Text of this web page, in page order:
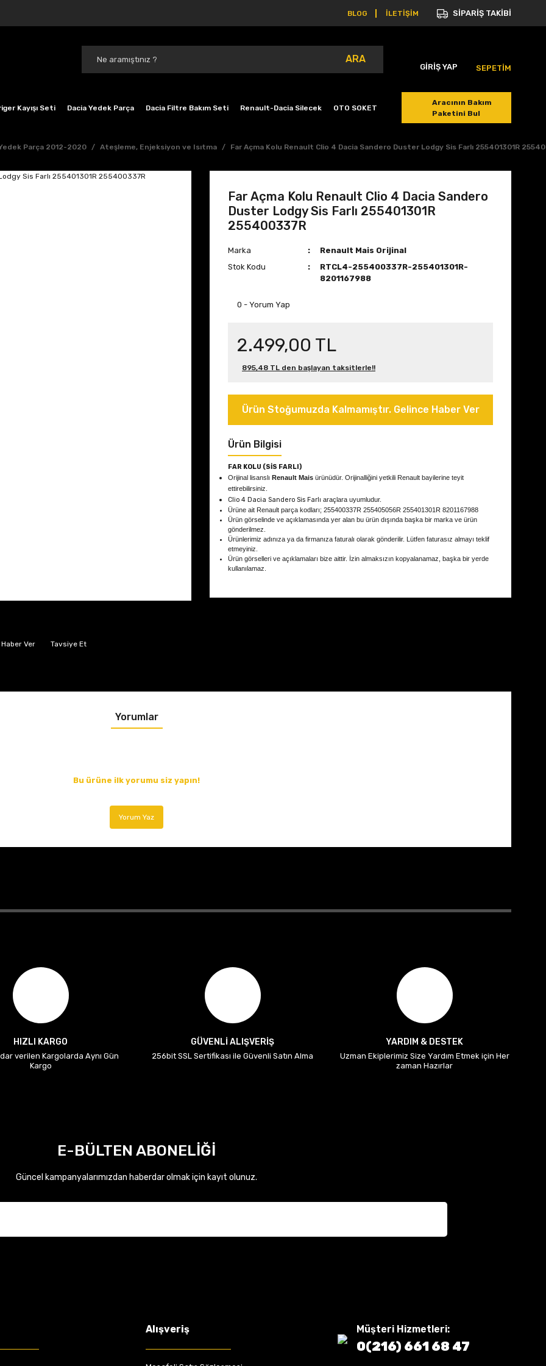
BLOG İLETİŞİM SİPARİŞ TAKİBİ
ARA
GİRİŞ YAP SEPETİM
Kayışı Seti Dacia Yedek Parça Dacia Filtre Bakım Seti Renault-Dacia Silecek OTO SOKET
Aracının Bakım
Paketini Bul
Parça 2012-2020 Ateşleme, Enjeksiyon ve Isıtma Far Açma Kolu Renault Clio 4 Dacia Sandero Duster Lodgy Sis Farlı 255401301R
Ver Tavsiye Et
Far Açma Kolu Renault Clio 4 Dacia Sandero
Duster Lodgy Sis Farlı 255401301R
255400337R
Marka
Renault Mais Orijinal
Stok Kodu
RTCL4-255400337R-255401301R-
8201167988
0 - Yorum Yap
2.499,00 TL
895,48 TL den başlayan taksitlerle!!
Ürün Stoğumuzda Kalmamıştır. Gelince Haber Ver
Ürün Bilgisi
FAR KOLU (SİS FARLI)
Orijinal lisanslı Renault Mais ürünüdür. Orijinalliğini yetkili Renault bayilerine teyit
ettirebilirsiniz.
Clio 4 Dacia Sandero Sis Farlı araçlara uyumludur.
Ürüne ait Renault parça kodları; 255400337R 255405056R 255401301R 8201167988
Ürün görselinde ve açıklamasında yer alan bu ürün dışında başka bir marka ve ürün
gönderilmez.
Ürünlerimiz adınıza ya da firmanıza faturalı olarak gönderilir. Lütfen faturasız almayı teklif
etmeyiniz.
Ürün görselleri ve açıklamaları bize aittir. İzin almaksızın kopyalanamaz, başka bir yerde
kullanılamaz.
Yorumlar
Bu ürüne ilk yorumu siz yapın!
Yorum Yaz
Farlı 255401301R 255400337R
HIZLI KARGO
verilen Kargolarda Aynı Gün
Kargo
GÜVENLİ ALIŞVERİŞ
256bit SSL Sertifikası ile Güvenli Satın Alma
YARDIM & DESTEK
Uzman Ekiplerimiz Size Yardım Etmek için Her
zaman Hazırlar
E-BÜLTEN ABONELİĞİ
Güncel kampanyalarımızdan haberdar olmak için kayıt olunuz.
Alışveriş Müşteri Hizmetleri:
0(216) 661 68 47